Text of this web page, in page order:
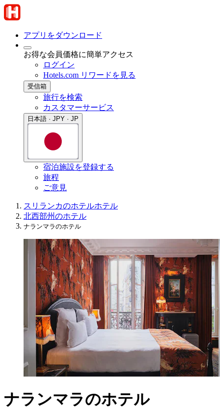
アプリをダウンロード
お得な会員価格に簡単アクセス
ログイン
Hotels.com リワードを見る
受信箱
旅行を検索
カスタマーサービス
日本語 · JPY · JP
宿泊施設を登録する
旅程
ご意見
スリランカのホテルホテル
北西部州のホテル
ナランマラのホテル
ナランマラのホテル